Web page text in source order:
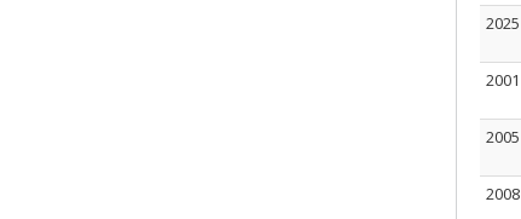
2025
2001
2005
2008